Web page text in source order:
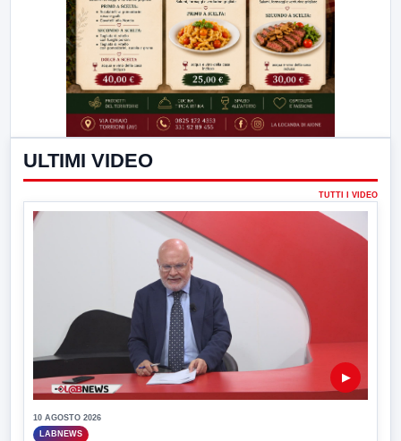
ULTIMI VIDEO
TUTTI I VIDEO
▶
10 AGOSTO 2026
LABNEWS